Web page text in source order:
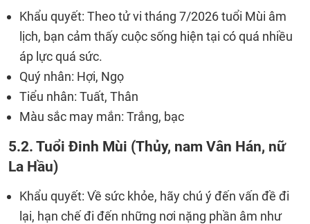
Khẩu quyết: Theo tử vi tháng 7/2026 tuổi Mùi âm
lịch, bạn cảm thấy cuộc sống hiện tại có quá nhiều
áp lực quá sức.
Quý nhân: Hợi, Ngọ
Tiểu nhân: Tuất, Thân
Màu sắc may mắn: Trắng, bạc
5.2. Tuổi Đinh Mùi (Thủy, nam Vân Hán, nữ
La Hầu)
Khẩu quyết: Về sức khỏe, hãy chú ý đến vấn đề đi
lại, hạn chế đi đến những nơi nặng phần âm như